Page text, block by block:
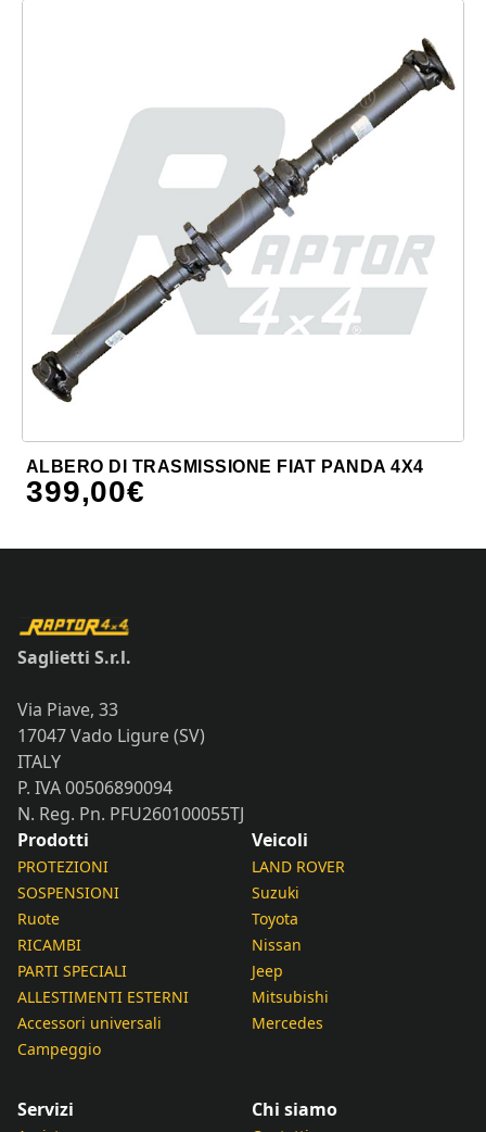
ALBERO DI TRASMISSIONE FIAT PANDA 4X4
399,00€
Saglietti S.r.l.
Via Piave, 33
17047 Vado Ligure (SV)
ITALY
P. IVA 00506890094
N. Reg. Pn. PFU260100055TJ
Prodotti
PROTEZIONI
SOSPENSIONI
Ruote
RICAMBI
PARTI SPECIALI
ALLESTIMENTI ESTERNI
Accessori universali
Campeggio
Veicoli
LAND ROVER
Suzuki
Toyota
Nissan
Jeep
Mitsubishi
Mercedes
Servizi Chi siamo